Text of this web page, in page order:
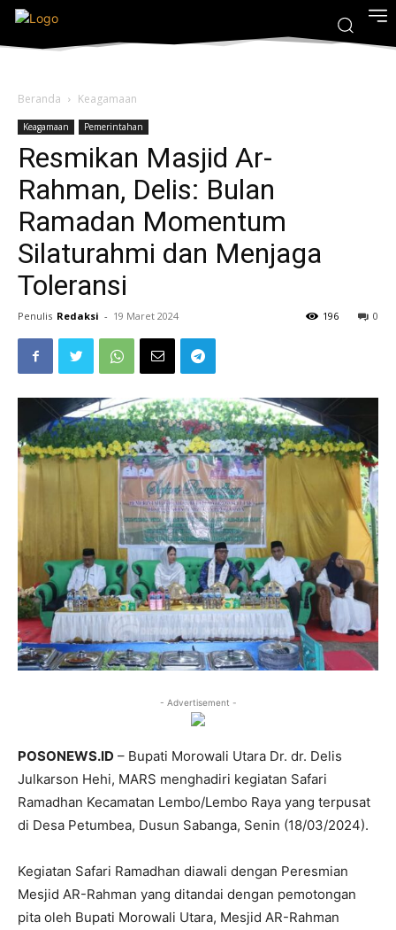
Beranda Keagamaan
Keagamaan Pemerintahan
Resmikan Masjid Ar-
Rahman, Delis: Bulan
Ramadan Momentum
Silaturahmi dan Menjaga
Toleransi
Penulis Redaksi - 19 Maret 2024 0
196
- Advertisement -
POSONEWS.ID – Bupati Morowali Utara Dr. dr. Delis
Julkarson Hehi, MARS menghadiri kegiatan Safari
Ramadhan Kecamatan Lembo/Lembo Raya yang terpusat
di Desa Petumbea, Dusun Sabanga, Senin (18/03/2024).
Kegiatan Safari Ramadhan diawali dengan Peresmian
Mesjid AR-Rahman yang ditandai dengan pemotongan
pita oleh Bupati Morowali Utara, Mesjid AR-Rahman